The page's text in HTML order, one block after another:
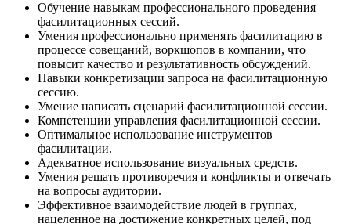
Обучение навыкам профессионального проведения
фасилитационных сессий.
Умения профессионально применять фасилитацию в
процессе совещаний, воркшопов в компании, что
повысит качество и результативность обсуждений.
Навыки конкретизации запроса на фасилитационную
сессию.
Умение написать сценарий фасилитационной сессии.
Компетенции управления фасилитационной сессии.
Оптимальное использование инструментов
фасилитации.
Адекватное использование визуальных средств.
Умения решать противоречия и конфликты и отвечать
на вопросы аудитории.
Эффективное взаимодействие людей в группах,
нацеленное на достижение конкретных целей, под